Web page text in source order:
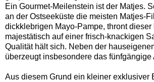
Ein Gourmet-Meilenstein ist der Matjes.
an der Ostseeküste die meisten Matjes-
dickklebrigen Mayo-Pampe, thront dieser
majestätisch auf einer frisch-knackigen
Qualität hält sich. Neben der
überzeugt insbesondere das fünfgängige
Aus diesem Grund ein kleiner exklusiver